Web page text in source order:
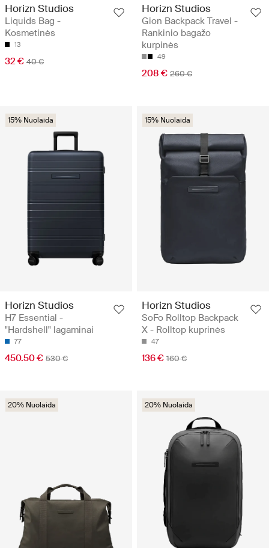
Horizn Studios
Liquids Bag -
Kosmetinės
13
32 € 40 €
Horizn Studios
Gion Backpack Travel -
Rankinio bagažo
kurpinės
49
208 € 260 €
15% Nuolaida
Horizn Studios
H7 Essential -
"Hardshell" lagaminai
77
450.50 € 530 €
15% Nuolaida
Horizn Studios
SoFo Rolltop Backpack
X - Rolltop kuprinės
47
136 € 160 €
20% Nuolaida 20% Nuolaida